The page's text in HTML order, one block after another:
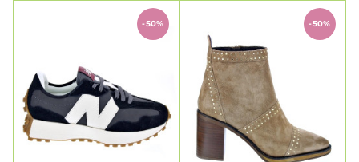
-50% -50%